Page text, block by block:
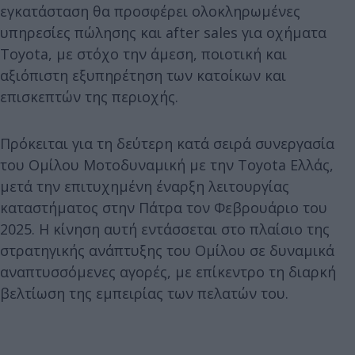
εγκατάσταση θα προσφέρει ολοκληρωμένες
υπηρεσίες πώλησης και after sales για οχήματα
Toyota, με στόχο την άμεση, ποιοτική και
αξιόπιστη εξυπηρέτηση των κατοίκων και
επισκεπτών της περιοχής.
Πρόκειται για τη δεύτερη κατά σειρά συνεργασία
του Ομίλου Μοτοδυναμική με την Toyota Ελλάς,
μετά την επιτυχημένη έναρξη λειτουργίας
καταστήματος στην Πάτρα τον Φεβρουάριο του
2025. Η κίνηση αυτή εντάσσεται στο πλαίσιο της
στρατηγικής ανάπτυξης του Ομίλου σε δυναμικά
αναπτυσσόμενες αγορές, με επίκεντρο τη διαρκή
βελτίωση της εμπειρίας των πελατών του.